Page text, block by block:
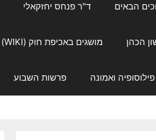
הבאים ד"ר פנחס יחזקאלי
הכהן מושגים באכיפת חוק (WIKI)
ואמונה פרשות השבוע